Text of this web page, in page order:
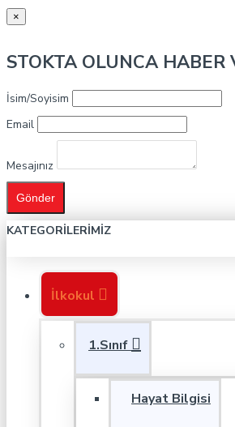
×
STOKTA OLUNCA HABER
İsim/Soyisim
Email
Mesajınız
Gönder
KATEGORILERIMIZ
İlkokul
1.Sınıf
Hayat Bilgisi